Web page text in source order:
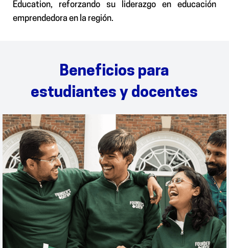
Education, reforzando su liderazgo en educación
emprendedora en la región.
Beneficios para
estudiantes y docentes